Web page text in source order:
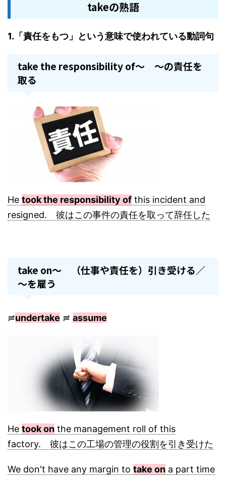
takeの熟語
1.「責任をもつ」という意味で使われている動詞句
take the responsibility of～ ～の責任を
取る
He took the responsibility of this incident and
resigned. 彼はこの事件の責任を取って辞任した
take on～ （仕事や責任を）引き受ける／
～を雇う
≓undertake ≓ assume
He took on the management roll of this
factory. 彼はこの工場の管理の役割を引き受けた
We don't have any margin to take on a part time